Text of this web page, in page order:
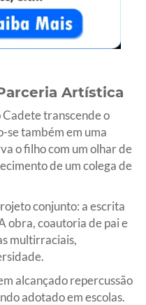
Artística
transcende o
também em uma
o filho com um olhar de
de um colega de
conjunto: a escrita
obra, coautoria de pai e
multirraciais,
alcançado repercussão
adotado em escolas.